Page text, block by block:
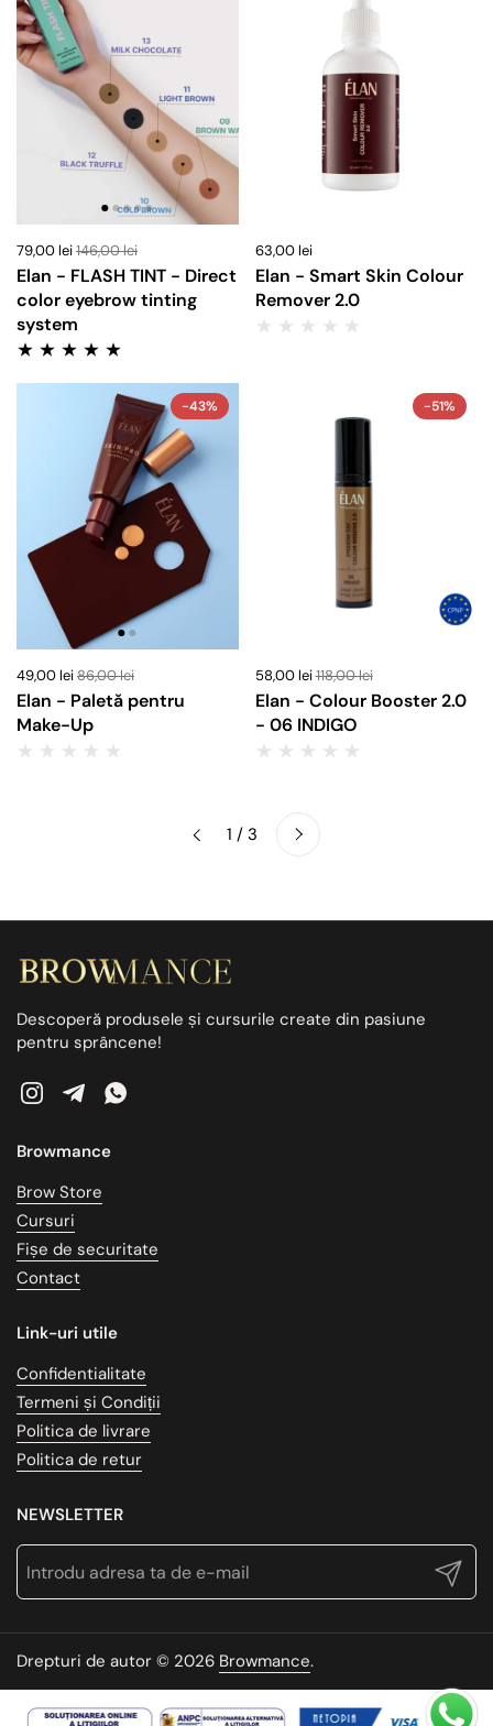
79,00 lei146,00 lei
Elan - FLASH TINT - Direct
color eyebrow tinting
system
63,00 lei
Elan - Smart Skin Colour
Remover 2.0
49,00 lei86,00 lei
Elan - Paletă pentru
Make-Up
-43%
58,00 lei118,00 lei
Elan - Colour Booster 2.0
- 06 INDIGO
-51%
Anteriorul 1 / 3 Următorul
Descoperă produsele și cursurile create din pasiune
pentru sprâncene!
Instagram
TelegramWhatsApp
Browmance
Brow Store
Cursuri
Fișe de securitate
Contact
Link-uri utile
Confidentialitate
Termeni și Condiții
Politica de livrare
Politica de retur
NEWSLETTER
Drepturi de autor © 2026 Browmance.